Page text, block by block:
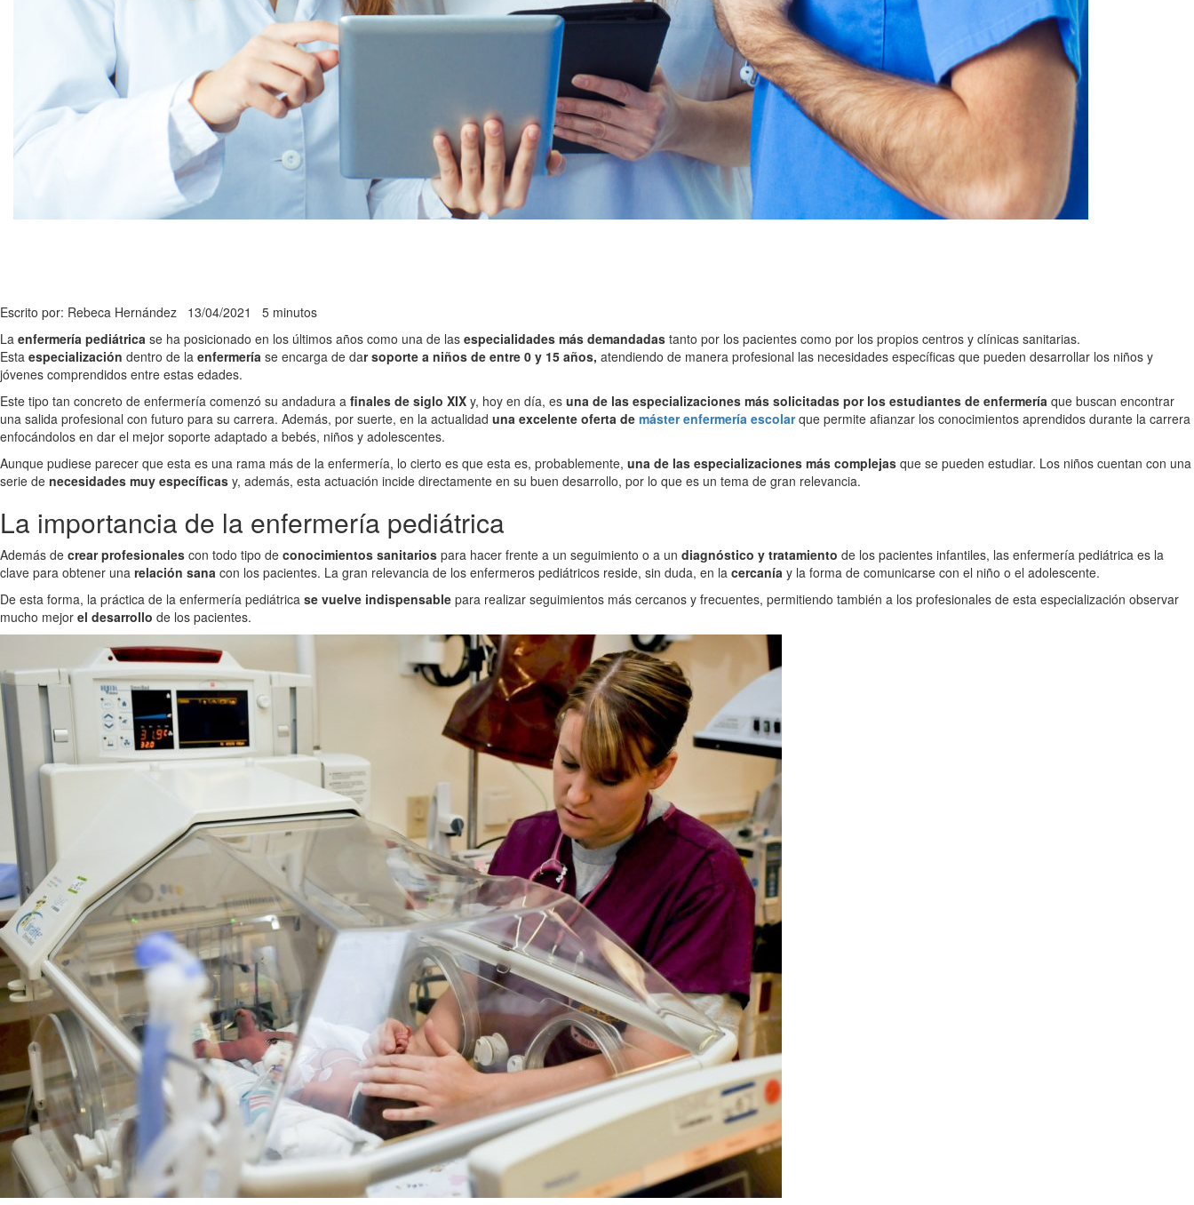
Escrito por: Rebeca Hernández 13/04/2021 5 minutos
La enfermería pediátrica se ha posicionado en los últimos años como una de las especialidades más demandadas tanto por los pacientes como por los propios centros y clínicas sanitarias.
Esta especialización dentro de la enfermería se encarga de dar soporte a niños de entre 0 y 15 años, atendiendo de manera profesional las necesidades específicas que pueden desarrollar los niños y
jóvenes comprendidos entre estas edades.
Este tipo tan concreto de enfermería comenzó su andadura a finales de siglo XIX y, hoy en día, es una de las especializaciones más solicitadas por los estudiantes de enfermería que buscan encontrar
una salida profesional con futuro para su carrera. Además, por suerte, en la actualidad una excelente oferta de máster enfermería escolar que permite afianzar los conocimientos aprendidos durante la carrera
enfocándolos en dar el mejor soporte adaptado a bebés, niños y adolescentes.
Aunque pudiese parecer que esta es una rama más de la enfermería, lo cierto es que esta es, probablemente, una de las especializaciones más complejas que se pueden estudiar. Los niños cuentan con una
serie de necesidades muy específicas y, además, esta actuación incide directamente en su buen desarrollo, por lo que es un tema de gran relevancia.
La importancia de la enfermería pediátrica
Además de crear profesionales con todo tipo de conocimientos sanitarios para hacer frente a un seguimiento o a un diagnóstico y tratamiento de los pacientes infantiles, las enfermería pediátrica es la
clave para obtener una relación sana con los pacientes. La gran relevancia de los enfermeros pediátricos reside, sin duda, en la cercanía y la forma de comunicarse con el niño o el adolescente.
De esta forma, la práctica de la enfermería pediátrica se vuelve indispensable para realizar seguimientos más cercanos y frecuentes, permitiendo también a los profesionales de esta especialización observar
mucho mejor el desarrollo de los pacientes.